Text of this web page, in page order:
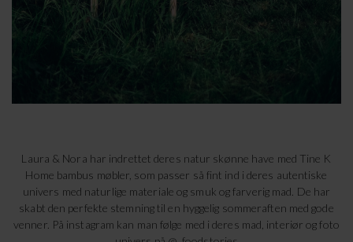
Laura & Nora har indrettet deres natur skønne have med Tine K
Home bambus møbler, som passer så fint ind i deres autentiske
univers med naturlige materiale og smuk og farverig mad. De har
skabt den perfekte stemning til en hyggelig sommeraften med gode
venner. På instagram kan man følge med i deres mad, interiør og foto